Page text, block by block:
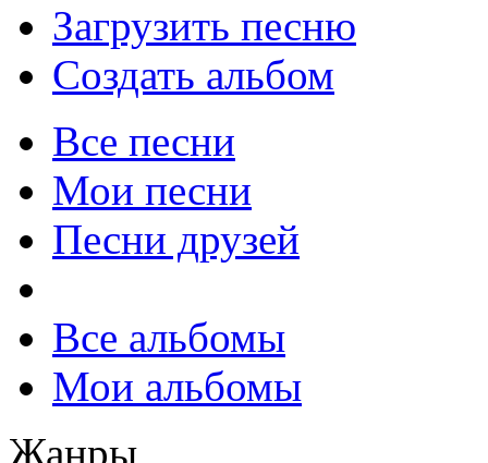
Загрузить песню
Создать альбом
Все песни
Мои песни
Песни друзей
Все альбомы
Мои альбомы
Жанры